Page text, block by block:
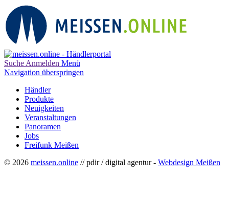
Suche Anmelden Menü
Navigation überspringen
Händler
Produkte
Neuigkeiten
Veranstaltungen
Panoramen
Jobs
Freifunk Meißen
© 2026 meissen.online // pdir / digital agentur - Webdesign Meißen